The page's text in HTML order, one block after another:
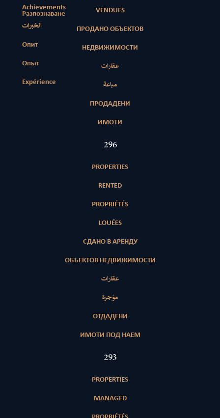
Разпознаване
Achievements
الخبرات
Опит
Опыт
Expérience
VENDUES
ПРОДАНО ОБЪЕКТОВ
НЕДВИЖИМОСТИ
عقارات
مباعة
ПРОДАДЕНИ
ИМОТИ
425
PROPERTIES
RENTED
PROPRIÉTÉS
LOUÉES
СДАНО В АРЕНДУ
ОБЪЕКТОВ НЕДВИЖИМОСТИ
عقارات
مؤجرة
ОТДАДЕНИ
ИМОТИ ПОД НАЕМ
418
PROPERTIES
MANAGED